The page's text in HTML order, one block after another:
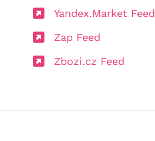
Yandex.Market Feed
Zap Feed
Zbozi.cz Feed